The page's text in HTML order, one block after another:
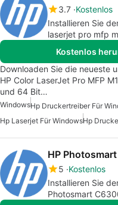
3.7 Kostenlos
Installieren Sie
laserjet pro mfp
Kostenlos
Downloaden Sie die neueste
HP Color LaserJet Pro MFP
und 64 Bit…
WindowsHp Druckertreiber Für
Hp Laserjet Für WindowsHp
HP
5 Kostenlos
Installieren Sie
Photosmart